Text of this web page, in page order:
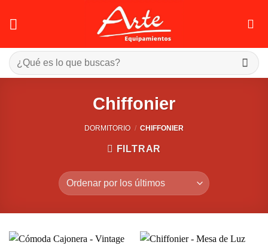
Buscar
por:
Chiffonier
DORMITORIO / CHIFFONIER
FILTRAR